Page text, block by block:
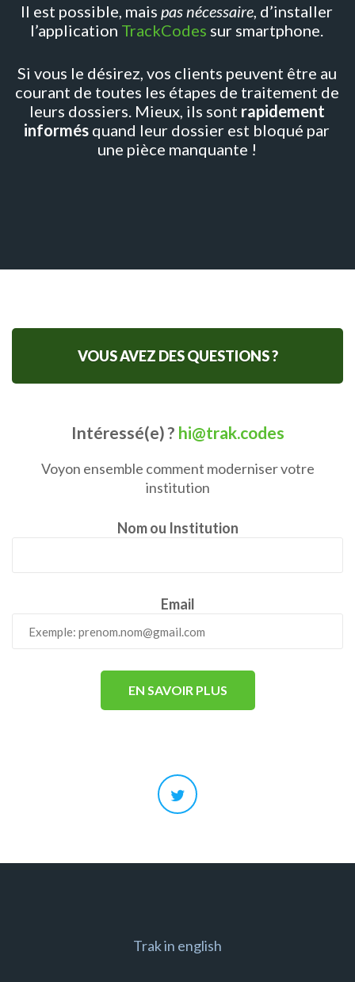
Il est possible, mais pas nécessaire , d’installer
l’application TrackCodes sur smartphone.
Si vous le désirez, vos clients peuvent être au
courant de toutes les étapes de traitement de
leurs dossiers. Mieux, ils sont rapidement
informés quand leur dossier est bloqué par
une pièce manquante !
VOUS AVEZ DES QUESTIONS ?
Intéressé(e) ? hi@trak.codes
Voyon ensemble comment moderniser votre
institution
Nom ou Institution
Email
Trak in english